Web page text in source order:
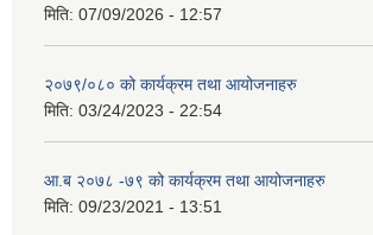
मिति: 07/09/2026 - 12:57
२०७९/०८० को कार्यक्रम तथा आयोजनाहरु
मिति: 03/24/2023 - 22:54
आ.ब २०७८ -७९ को कार्यक्रम तथा आयोजनाहरु
मिति: 09/23/2021 - 13:51